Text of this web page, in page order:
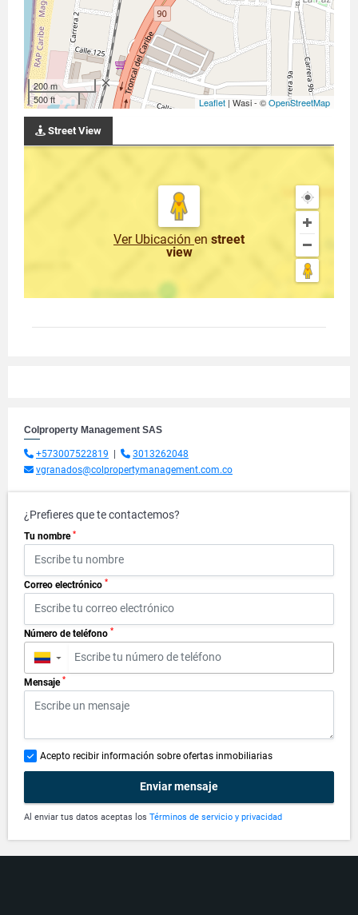
200 m
500 ft
Leaflet | Wasi - ©OpenStreetMap
Street View
Ver Ubicación en street
view
Colproperty Management SAS
+573007522819
3013262048
vgranados@colpropertymanagement.com.co
¿Prefieres que te contactemos?
Tu nombre *
Correo electrónico *
Número de teléfono *
▼
Mensaje *
Acepto recibir información sobre ofertas inmobiliarias
Enviar mensaje
Al enviar tus datos aceptas los Términos de servicio y privacidad